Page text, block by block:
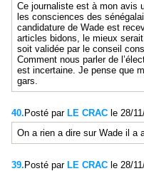
Ce journaliste est à mon avis
les consciences des
candidature de Wade est
articles bidons, le mieux
soit validée par le conseil
Comment nous parler de
est incertaine. Je pense que
gars.
40. Posté par LE CRAC le 28/
On a rien a dire sur Wade il a
39.Posté par LE CRAC le 28/